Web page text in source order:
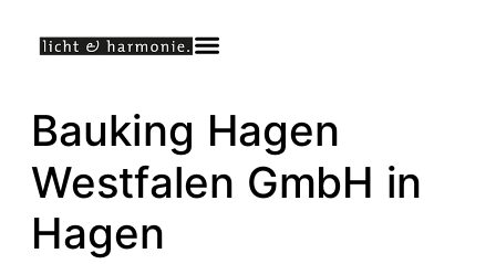
Bauking Hagen
Westfalen GmbH in
Hagen